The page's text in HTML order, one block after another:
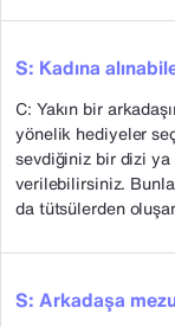
S: Kadına
C: Yakın bir
yönelik hediyeler
sevdiğiniz bir dizi
verilebilirsiniz.
da tütsülerden
S: Arkadaşa